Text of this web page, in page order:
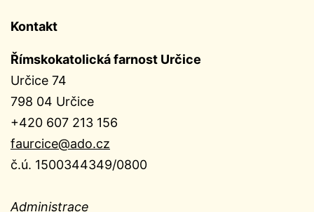
Kontakt
Římskokatolická farnost Určice
Určice 74
798 04 Určice
+420 607 213 156
faurcice@ado.cz
č.ú. 1500344349/0800
Administrace